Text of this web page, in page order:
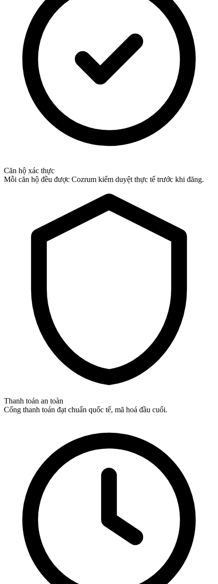
Căn hộ xác thực
Mỗi căn hộ đều được Cozrum kiểm duyệt thực tế trước khi đăng.
Thanh toán an toàn
Cổng thanh toán đạt chuẩn quốc tế, mã hoá đầu cuối.